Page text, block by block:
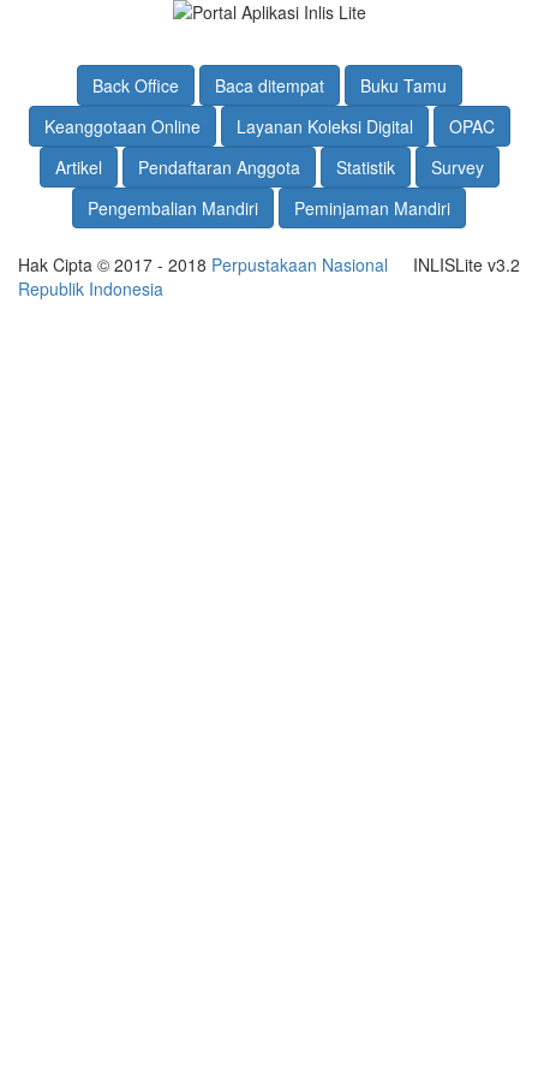
Back Office Baca ditempat
Buku Tamu
Keanggotaan Online
Layanan Koleksi Digital
OPAC
Artikel
Pendaftaran Anggota Statistik
Survey
Pengembalian Mandiri
Peminjaman Mandiri
INLISLite v3.2
Hak Cipta © 2017 - 2018 Perpustakaan Nasional
Republik Indonesia